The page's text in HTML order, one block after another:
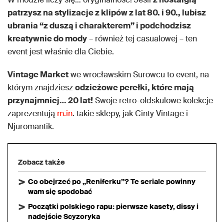
patrzysz na stylizacje z klipów z lat 80. i 90., lubisz
ubrania “z duszą i charakterem” i podchodzisz
kreatywnie do mody– również tej casualowej – ten
event jest właśnie dla Ciebie.
Vintage Marketwe wrocławskim Surowcu to event, na
którym znajdzieszodzieżowe perełki, które mają
przynajmniej… 20 lat!Swoje retro-oldskulowe kolekcje
zaprezentują m.in. takie sklepy, jak Cinty Vintage i
Njuromantik.
Zobacz także
Co obejrzeć po „Reniferku”? Te seriale powinny
wam się spodobać
Początki polskiego rapu: pierwsze kasety, dissy i
nadejście Scyzoryka